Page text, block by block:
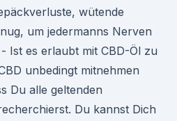
wütende
um jedermanns Nerven
Ist es erlaubt mit CBD-Öl zu
unbedingt mitnehmen
Du alle geltenden
Du kannst Dich